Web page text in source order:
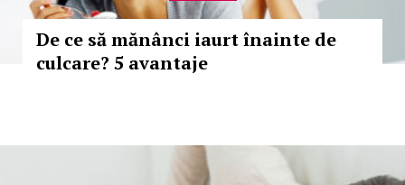
De ce să mănânci iaurt înainte de
culcare? 5 avantaje